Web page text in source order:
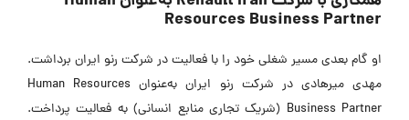
Resources Business Partner
او گام بعدی مسیر شغلی خود را با فعالیت در شرکت رنو ایران برداشت.
مهدی میرهادی در شرکت رنو ایران به‌عنوان Human Resources
Business Partner (شریک تجاری منابع انسانی) به فعالیت پرداخت.